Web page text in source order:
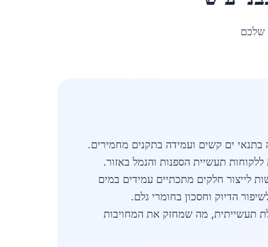
שלכם
בתנאי ים קשים ועמידה בתקנים מחמירים.
ללקוחות תעשיית הספנות והנמל באזור.
הנדרשות לייצור חלקים מתכתיים עמידים במים
תעשייתית, מה שמחזק את המחויבות